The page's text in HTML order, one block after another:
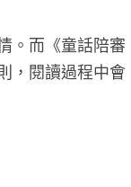
。而《童話陪審
，閱讀過程中會